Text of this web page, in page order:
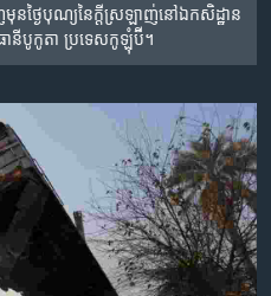
ញ​មុន​ថ្ងៃ​បុណ្យ​នៃ​ក្តី​ស្រឡាញ់​នៅ​ឯ​កសិដ្ឋាន​
ានី​បូកូតា ប្រទេស​កូឡុំប៊ី។